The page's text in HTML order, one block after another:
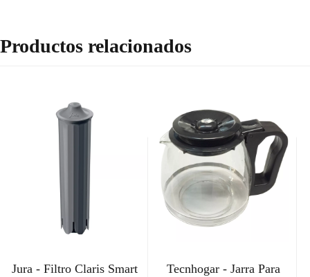
Productos relacionados
Jura - Filtro Claris Smart
Tecnhogar - Jarra Para